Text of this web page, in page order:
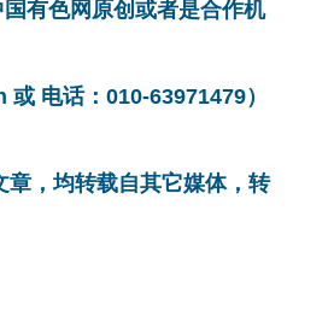
有色网原创或者是合作机
电话：010-63971479）
章，均转载自其它媒体，转